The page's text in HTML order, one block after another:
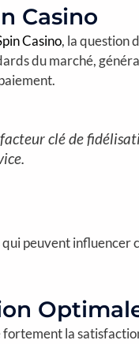
Casino
Casino, la question
du marché,
clé de
peuvent
la